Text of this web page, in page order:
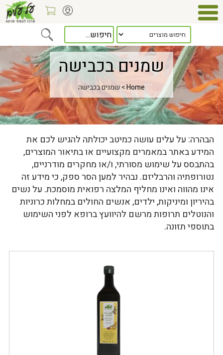
שמנים בכבישה
Home> שמנים בכבישה
הבהרה: על עלים עושה כמיטב יכולתה להגיש לכם את
המידע באתר במאמרים מקצועיים או בתיאור המוצרים,
בהתבסס על שימוש מסורתי, ו/או מחקרים מודרניים,
נטורופתיה והרבליזם. נבהיר למען הסר ספק, כי מידע זה
אינו מהווה ואינו מחליף המלצה רפואית מוסמכת. על נשים
בהיריון ומיניקות, ילדים, אנשים החולים במחלות כרוניות
והנוטלים תרופות מרשם להיוועץ ברופא לפני השימוש
בתוספי תזונה.